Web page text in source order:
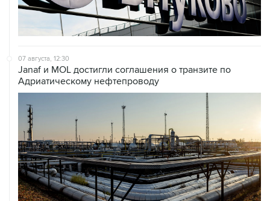
07 августа, 12:30
Janaf и MOL достигли соглашения о транзите по
Адриатическому нефтепроводу